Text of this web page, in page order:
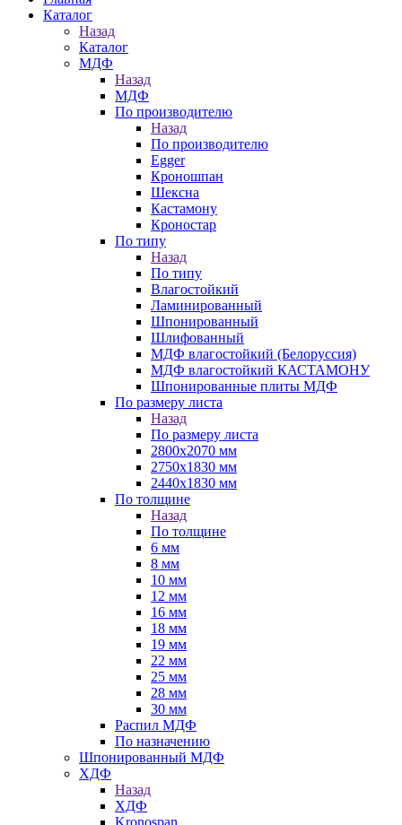
Каталог
Назад
Каталог
МДФ
Назад
МДФ
По производителю
Назад
По производителю
Egger
Кроношпан
Шексна
Кастамону
Кроностар
По типу
Назад
По типу
Влагостойкий
Ламинированный
Шпонированный
Шлифованный
МДФ влагостойкий (Белоруссия)
МДФ влагостойкий КАСТАМОНУ
Шпонированные плиты МДФ
По размеру листа
Назад
По размеру листа
2800х2070 мм
2750х1830 мм
2440х1830 мм
По толщине
Назад
По толщине
6 мм
8 мм
10 мм
12 мм
16 мм
18 мм
19 мм
22 мм
25 мм
28 мм
30 мм
Распил МДФ
По назначению
Шпонированный МДФ
ХДФ
Назад
ХДФ
Kronospan